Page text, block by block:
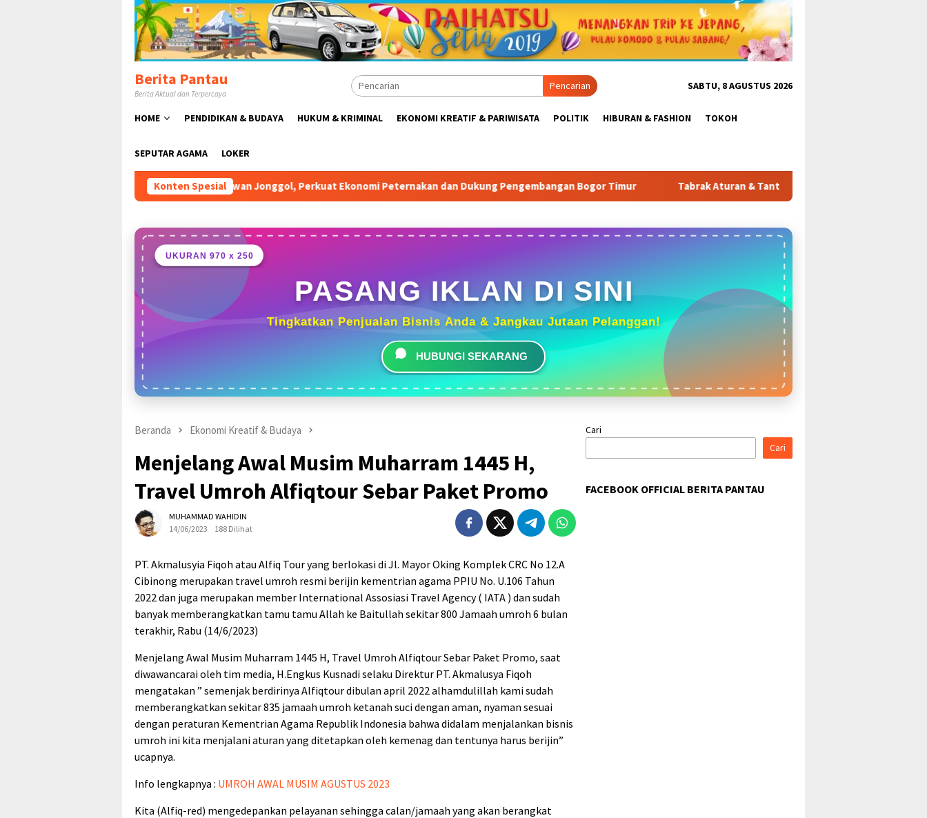
Loncat
konten
Berita Pantau
Berita Aktual dan Terpercaya
Pencarian SABTU, 8 AGUSTUS 2026
HOME PENDIDIKAN & BUDAYA HUKUM & KRIMINAL EKONOMI KREATIF & PARIWISATA POLITIK HIBURAN & FASHION TOKOH
SEPUTAR AGAMA LOKER
Konten Spesial
Resmikan Pasar Hewan Jonggol, Perkuat Ekonomi Peternakan dan Dukung Pengembangan Bogor Timur Tabrak Aturan & Tantang Satpol PP: Pembangunan Tower PT Gihon di
UKURAN 970 x 250
PASANG IKLAN DI SINI
Tingkatkan Penjualan Bisnis Anda & Jangkau Jutaan Pelanggan!
HUBUNGI SEKARANG
Beranda Ekonomi Kreatif & Budaya
Menjelang Awal Musim Muharram 1445 H,
Travel Umroh Alfiqtour Sebar Paket Promo
MUHAMMAD WAHIDIN
14/06/2023
188 Dilihat
PT. Akmalusyia Fiqoh atau Alfiq Tour yang berlokasi di Jl. Mayor Oking Komplek CRC No 12.A
Cibinong merupakan travel umroh resmi berijin kementrian agama PPIU No. U.106 Tahun
2022 dan juga merupakan member International Assosiasi Travel Agency ( IATA ) dan sudah
banyak memberangkatkan tamu tamu Allah ke Baitullah sekitar 800 Jamaah umroh 6 bulan
terakhir, Rabu (14/6/2023)
Menjelang Awal Musim Muharram 1445 H, Travel Umroh Alfiqtour Sebar Paket Promo, saat
diwawancarai oleh tim media, H.Engkus Kusnadi selaku Direktur PT. Akmalusya Fiqoh
mengatakan ” semenjak berdirinya Alfiqtour dibulan april 2022 alhamdulillah kami sudah
memberangkatkan sekitar 835 jamaah umroh ketanah suci dengan aman, nyaman sesuai
dengan peraturan Kementrian Agama Republik Indonesia bahwa didalam menjalankan bisnis
umroh ini kita menjalani aturan yang ditetapkan oleh kemenag dan tentunya harus berijin”
ucapnya.
Info lengkapnya : UMROH AWAL MUSIM AGUSTUS 2023
Kita (Alfiq-red) mengedepankan pelayanan sehingga calan/jamaah yang akan berangkat
Cari
Cari
FACEBOOK OFFICIAL BERITA PANTAU